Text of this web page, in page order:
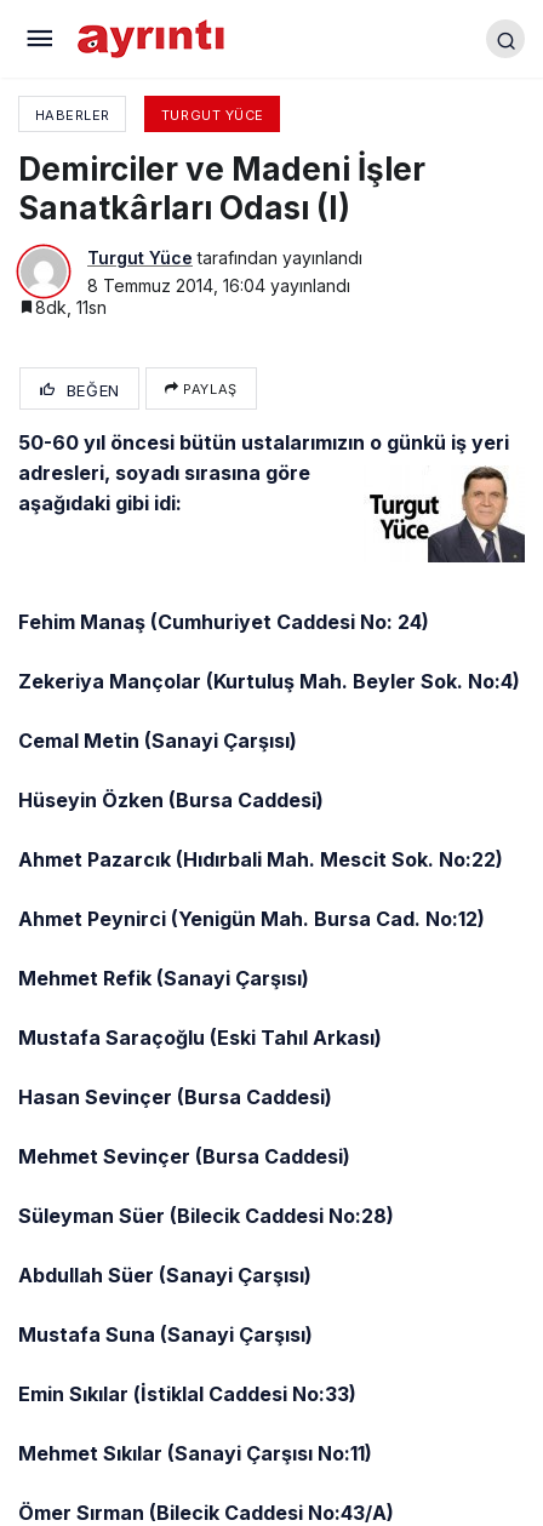
HABERLER TURGUT YÜCE
Demirciler ve Madeni İşler
Sanatkârları Odası (I)
Turgut Yüce tarafından yayınlandı
8 Temmuz 2014, 16:04 yayınlandı
8dk, 11sn
BEĞEN PAYLAŞ
50-60 yıl öncesi bütün ustalarımızın o günkü iş yeri
adresleri, soyadı sırasına göre
aşağıdaki gibi idi:
Fehim Manaş (Cumhuriyet Caddesi No: 24)
Zekeriya Mançolar (Kurtuluş Mah. Beyler Sok. No:4)
Cemal Metin (Sanayi Çarşısı)
Hüseyin Özken (Bursa Caddesi)
Ahmet Pazarcık (Hıdırbali Mah. Mescit Sok. No:22)
Ahmet Peynirci (Yenigün Mah. Bursa Cad. No:12)
Mehmet Refik (Sanayi Çarşısı)
Mustafa Saraçoğlu (Eski Tahıl Arkası)
Hasan Sevinçer (Bursa Caddesi)
Mehmet Sevinçer (Bursa Caddesi)
Süleyman Süer (Bilecik Caddesi No:28)
Abdullah Süer (Sanayi Çarşısı)
Mustafa Suna (Sanayi Çarşısı)
Emin Sıkılar (İstiklal Caddesi No:33)
Mehmet Sıkılar (Sanayi Çarşısı No:11)
Ömer Sırman (Bilecik Caddesi No:43/A)
Demirciler ve Madeni İşler Sanatkârları Odası (I)